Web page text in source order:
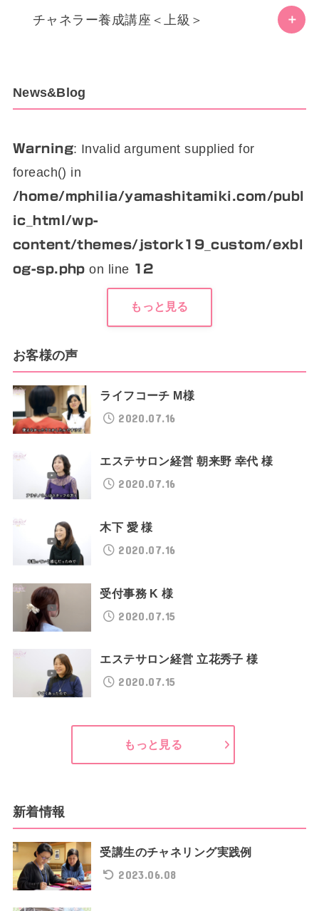
チャネラー養成講座＜上級＞
News&Blog
Warning: Invalid argument supplied for
foreach() in
/home/mphilia/yamashitamiki.com/publ
ic_html/wp-
content/themes/jstork19_custom/exbl
og-sp.php on line 12
もっと見る
お客様の声
ライフコーチ M様
2020.07.16
エステサロン経営 朝来野 幸代 様
2020.07.16
木下 愛 様
2020.07.16
受付事務 K 様
2020.07.15
エステサロン経営 立花秀子 様
2020.07.15
もっと見る
新着情報
受講生のチャネリング実践例
2023.06.08